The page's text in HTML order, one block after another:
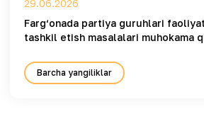
29.06.2026
Farg‘onada partiya guruhlari
tashkil etish masalalari muhokama
Barcha yangiliklar